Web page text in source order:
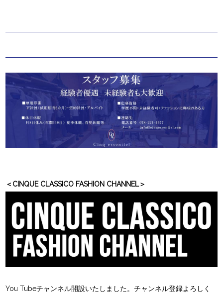
＜CINQUE CLASSICO FASHION CHANNEL＞
You Tubeチャンネル開設いたしました。チャンネル登録よろしく